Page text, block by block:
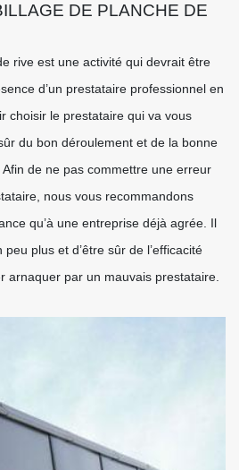
DE PLANCHE DE
rive est une activité qui devrait être
d’un prestataire professionnel en
choisir le prestataire qui va vous
du bon déroulement et de la bonne
de ne pas commettre une erreur
nous vous recommandons
qu’à une entreprise déjà agrée. Il
plus et d’être sûr de l’efficacité
arnaquer par un mauvais prestataire.